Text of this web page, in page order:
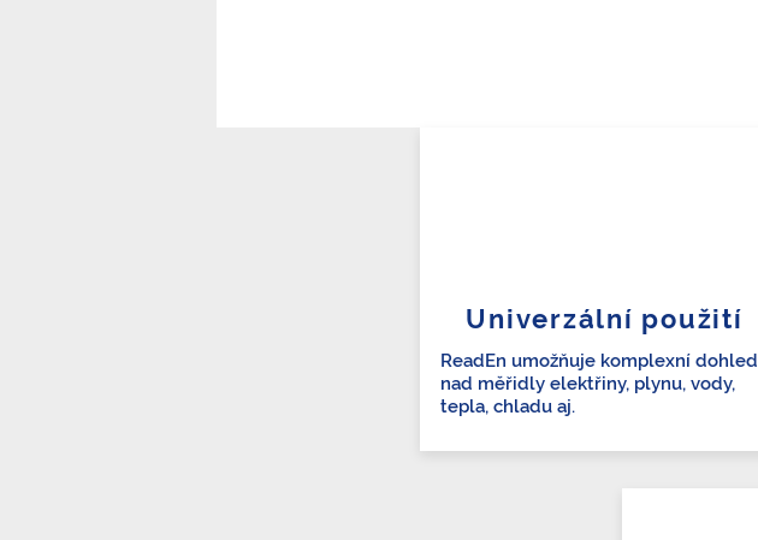
Univerzální použití
ReadEn umožňuje komplexní dohled
nad měřidly elektřiny, plynu, vody,
tepla, chladu aj.